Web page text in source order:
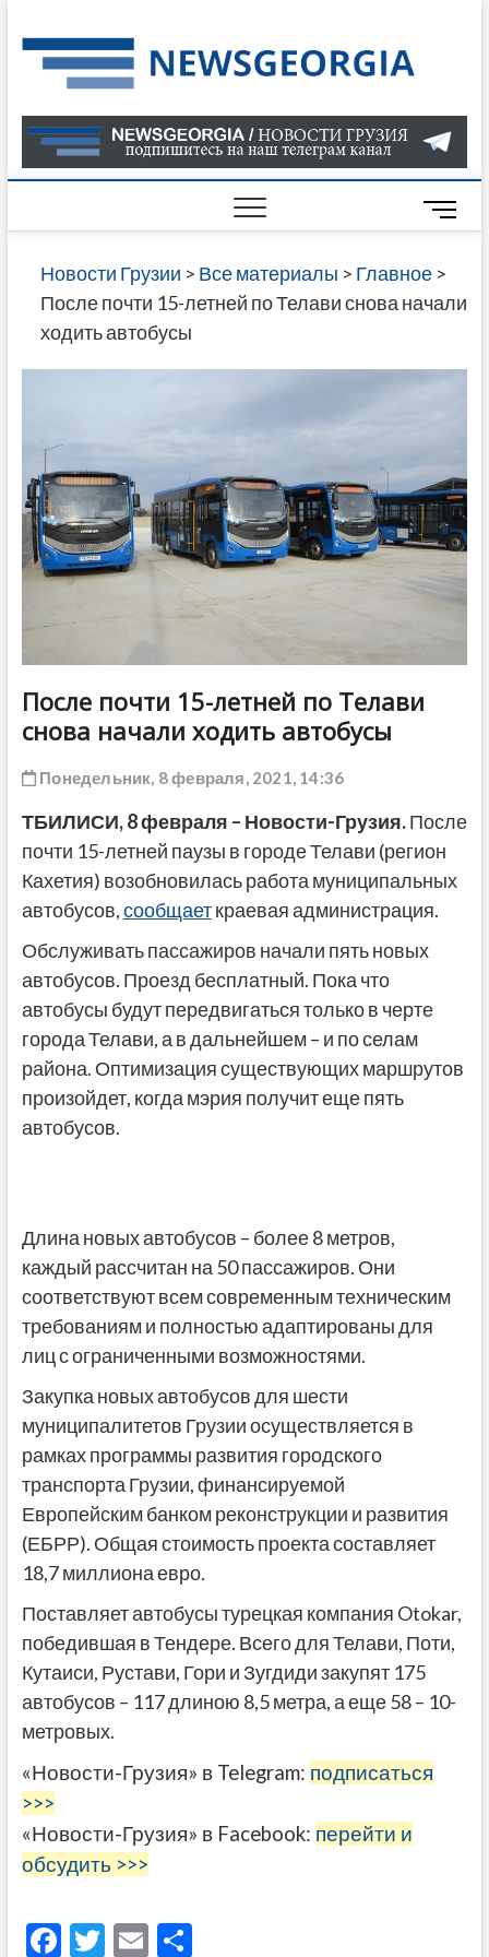
to
content
О
В
ГРУЗИИ
САЙТЕ
M
e
n
u
Новости Грузии > Все материалы > Главное>
После почти 15-летней по Телави снова начали
ходить автобусы
После почти 15-летней по Телави
снова начали ходить автобусы
Понедельник, 8 февраля, 2021, 14:36
ТБИЛИСИ, 8 февраля – Новости-Грузия.После
почти 15-летней паузы в городе Телави (регион
Кахетия) возобновилась работа муниципальных
автобусов,сообщаеткраевая администрация.
Обслуживать пассажиров начали пять новых
автобусов. Проезд бесплатный. Пока что
автобусы будут передвигаться только в черте
города Телави, а в дальнейшем – и по селам
района. Оптимизация существующих маршрутов
произойдет, когда мэрия получит еще пять
автобусов.
Длина новых автобусов – более 8 метров,
каждый рассчитан на 50 пассажиров. Они
соответствуют всем современным техническим
требованиям и полностью адаптированы для
лиц с ограниченными возможностями.
Закупка новых автобусов для шести
муниципалитетов Грузии осуществляется в
рамках программы развития городского
транспорта Грузии, финансируемой
Европейским банком реконструкции и развития
(ЕБРР). Общая стоимость проекта составляет
18,7 миллиона евро.
Поставляет автобусы турецкая компания Otokar,
победившая в Тендере. Всего для Телави, Поти,
Кутаиси, Рустави, Гори и Зугдиди закупят 175
автобусов – 117 длиною 8,5 метра, а еще 58 – 10-
метровых.
«Новости-Грузия» в Telegram: подписаться
>>>
«Новости-Грузия» в Facebook: перейти и
обсудить >>>
F T E О